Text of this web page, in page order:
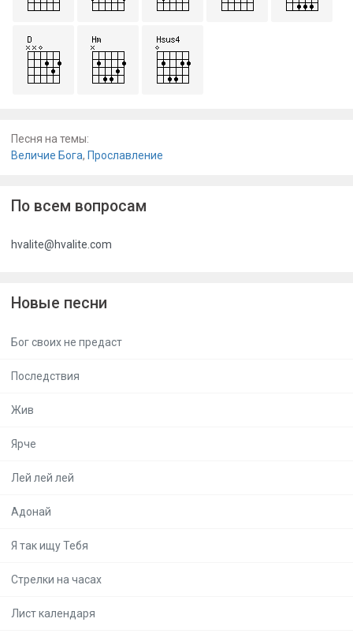
Песня на темы:
Величие Бога, Прославление
По всем вопросам
hvalite@hvalite.com
Новые песни
Бог своих не предаст
Последствия
Жив
Ярче
Лей лей лей
Адонай
Я так ищу Тебя
Стрелки на часах
Лист календаря